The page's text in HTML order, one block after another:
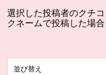
選択した投稿者のクチ
クネームで投稿した場
並び替え